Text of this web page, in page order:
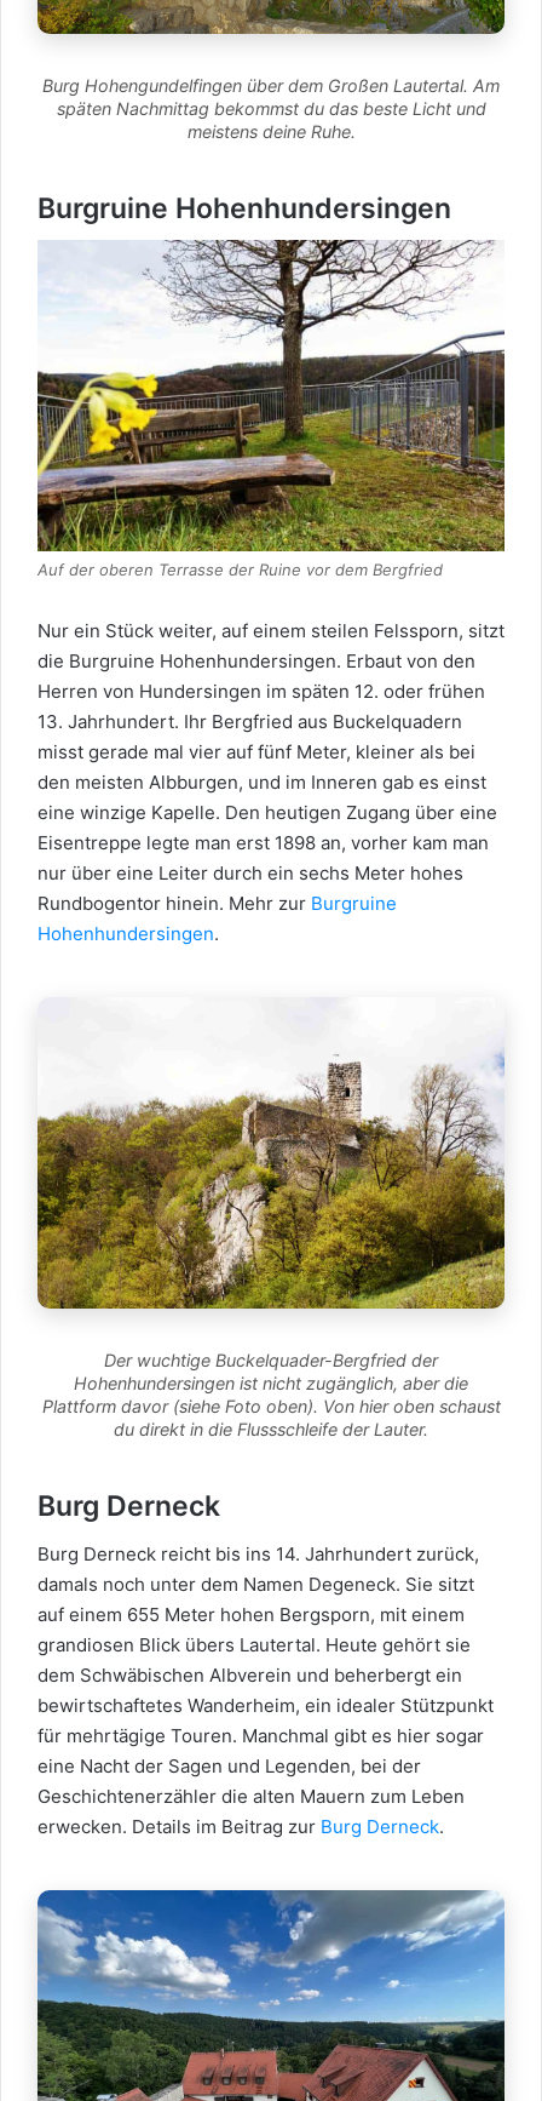
Burg Hohengundelfingen über dem Großen Lautertal. Am
späten Nachmittag bekommst du das beste Licht und
meistens deine Ruhe.
Burgruine Hohenhundersingen
Auf der oberen Terrasse der Ruine vor dem Bergfried
Nur ein Stück weiter, auf einem steilen Felssporn, sitzt
die Burgruine Hohenhundersingen. Erbaut von den
Herren von Hundersingen im späten 12. oder frühen
13. Jahrhundert. Ihr Bergfried aus Buckelquadern
misst gerade mal vier auf fünf Meter, kleiner als bei
den meisten Albburgen, und im Inneren gab es einst
eine winzige Kapelle. Den heutigen Zugang über eine
Eisentreppe legte man erst 1898 an, vorher kam man
nur über eine Leiter durch ein sechs Meter hohes
Rundbogentor hinein. Mehr zur Burgruine
Hohenhundersingen.
Der wuchtige Buckelquader-Bergfried der
Hohenhundersingen ist nicht zugänglich, aber die
Plattform davor (siehe Foto oben). Von hier oben schaust
du direkt in die Flussschleife der Lauter.
Burg Derneck
Burg Derneck reicht bis ins 14. Jahrhundert zurück,
damals noch unter dem Namen Degeneck. Sie sitzt
auf einem 655 Meter hohen Bergsporn, mit einem
grandiosen Blick übers Lautertal. Heute gehört sie
dem Schwäbischen Albverein und beherbergt ein
bewirtschaftetes Wanderheim, ein idealer Stützpunkt
für mehrtägige Touren. Manchmal gibt es hier sogar
eine Nacht der Sagen und Legenden, bei der
Geschichtenerzähler die alten Mauern zum Leben
erwecken. Details im Beitrag zur Burg Derneck.